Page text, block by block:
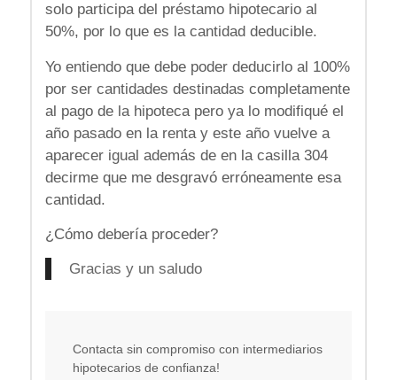
solo participa del préstamo hipotecario al
50%, por lo que es la cantidad deducible.
Yo entiendo que debe poder deducirlo al 100%
por ser cantidades destinadas completamente
al pago de la hipoteca pero ya lo modifiqué el
año pasado en la renta y este año vuelve a
aparecer igual además de en la casilla 304
decirme que me desgravó erróneamente esa
cantidad.
¿Cómo debería proceder?
Gracias y un saludo
Contacta sin compromiso con intermediarios
hipotecarios de confianza!